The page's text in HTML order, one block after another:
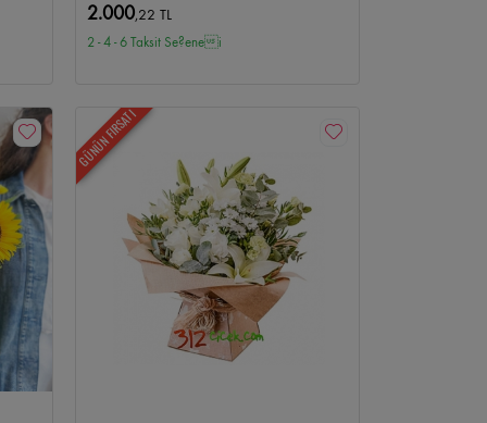
2.000,22 TL
2 - 4 - 6 Taksit Se?enei
GÜNÜN FIRSATI